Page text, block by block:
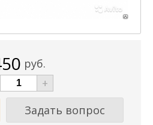
руб.
+
Задать вопрос